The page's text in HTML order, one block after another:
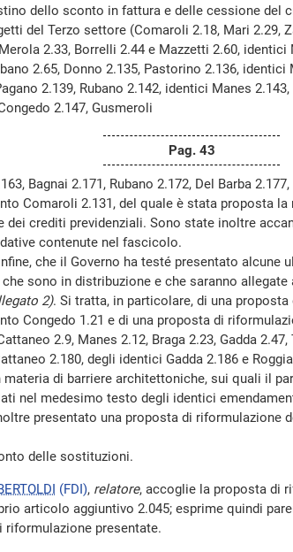
dello sconto in fattura e delle cessione del
del Terzo settore (Comaroli 2.18, Mari 2.29,
2.33, Borrelli 2.44 e Mazzetti 2.60, identici
2.65, Donno 2.135, Pastorino 2.136,
2.139, Rubano 2.142, identici Manes
2.147, Gusmeroli
Pag. 43
Bagnai 2.171, Rubano 2.172, Del Barba
Comaroli 2.131, del quale è stata proposta
dei crediti previdenziali. Sono state inoltre
contenute nel fascicolo.
che il Governo ha testé presentato alcune
sono in distribuzione e che saranno
2). Si tratta, in particolare, di una
Congedo 1.21 e di una proposta di
2.9, Manes 2.12, Braga 2.23, Gadda
2.180, degli identici Gadda 2.186 e
materia di barriere architettoniche, sui quali il
nel medesimo testo degli identici
presentato una proposta di riformulazione
delle sostituzioni.
(FDI), relatore, accoglie la proposta di
articolo aggiuntivo 2.045; esprime quindi
riformulazione presentate.